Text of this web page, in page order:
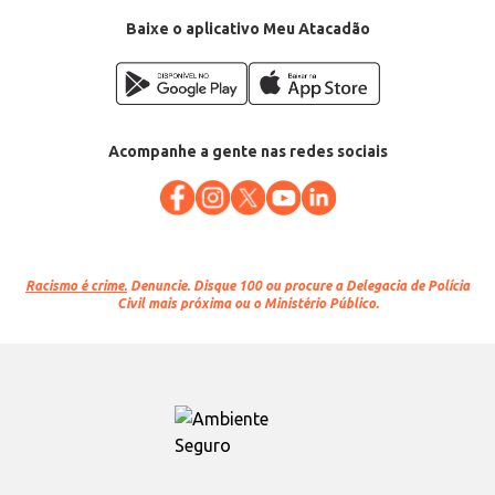
Baixe o aplicativo Meu Atacadão
Acompanhe a gente nas redes sociais
Racismo é crime. Denuncie. Disque 100 ou procure a Delegacia de Polícia
Civil mais próxima ou o Ministério Público.